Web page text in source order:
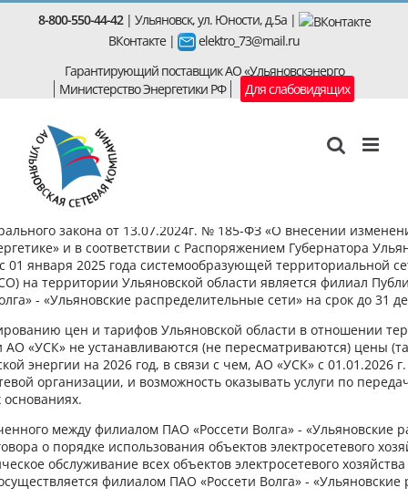
Skip
8-800-550-44-42| Ульяновск, ул. Юности, д.5а |
ВКонтакте|
elektro_73@mail.ru
Гарантирующий поставщик АО «Ульяновскэнерго
Министерство Энергетики РФ
Для слабовидящих
Кладовщик г. Ульяновск
Кладовщик г. Ульяновск
Категория вакансии:Кладовщик
Заработная плата: от 28 600 до 31 100 ₽ до вычета
выданные персоналу АО «УСК» считать
АО «Ульяновская сетевая компания» с 01.01.2026г.
закона от 13.07.2024г. № 185-ФЗ «О внесении
и в соответствии с Распоряжением Губернатора
01 января 2025 года системообразующей территориальной
на территории Ульяновской области является филиал
- «Ульяновские распределительные сети» на срок до 31
цен и тарифов Ульяновской области в отношении
АО «УСК» не устанавливаются (не пересматриваются) цены
энергии на 2026 год, в связи с чем, АО «УСК» с 01.01.2026 г.
организации, и возможность оказывать услуги по
между филиалом ПАО «Россети Волга» - «Ульяновские
о порядке использования объектов электросетевого
обслуживание всех объектов электросетевого
филиалом ПАО «Россети Волга» -